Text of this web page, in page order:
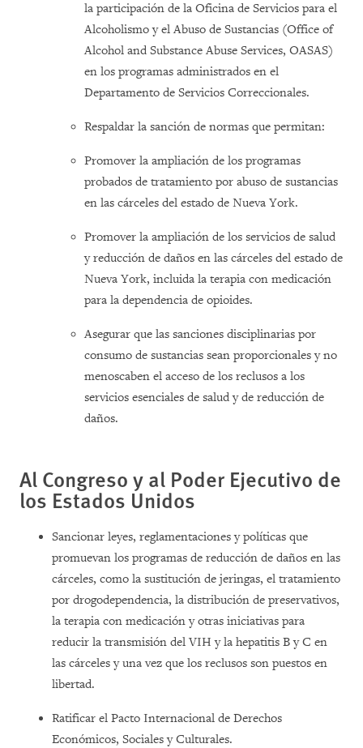
la participación de la Oficina de Servicios para el
Alcoholismo y el Abuso de Sustancias (Office of
Alcohol and Substance Abuse Services, OASAS)
en los programas administrados en el
Departamento de Servicios Correccionales.
Respaldar la sanción de normas que permitan:
Promover la ampliación de los programas
probados de tratamiento por abuso de sustancias
en las cárceles del estado de Nueva York.
Promover la ampliación de los servicios de salud
y reducción de daños en las cárceles del estado de
Nueva York, incluida la terapia con medicación
para la dependencia de opioides.
Asegurar que las sanciones disciplinarias por
consumo de sustancias sean proporcionales y no
menoscaben el acceso de los reclusos a los
servicios esenciales de salud y de reducción de
daños.
Al Congreso y al Poder Ejecutivo de
los Estados Unidos
Sancionar leyes, reglamentaciones y políticas que
promuevan los programas de reducción de daños en las
cárceles, como la sustitución de jeringas, el tratamiento
por drogodependencia, la distribución de preservativos,
la terapia con medicación y otras iniciativas para
reducir la transmisión del VIH y la hepatitis B y C en
las cárceles y una vez que los reclusos son puestos en
libertad.
Ratificar el Pacto Internacional de Derechos
Económicos, Sociales y Culturales.